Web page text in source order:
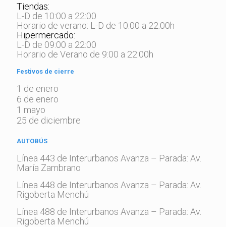
Tiendas:
L-D de 10:00 a 22:00
Horario de verano: L-D de 10:00 a 22:00h
Hipermercado:
L-D de 09:00 a 22:00
Horario de Verano de 9:00 a 22:00h
Festivos de cierre
1 de enero
6 de enero
1 mayo
25 de diciembre
AUTOBÚS
Línea 443 de Interurbanos Avanza – Parada: Av.
María Zambrano
Línea 448 de Interurbanos Avanza – Parada: Av.
Rigoberta Menchú
Línea 488 de Interurbanos Avanza – Parada: Av.
Rigoberta Menchú